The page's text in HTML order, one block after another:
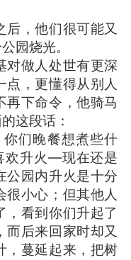
，他们很可能又
园烧光。
做人处世有更深
，更懂得从别人
再下命令，他骑马
这段话：
们晚餐想煮些什
欢升火—现在还是
公园内升火是十分
小心；但其他人
，看到你们升起了
后来回家时却又
，蔓延起来，把树